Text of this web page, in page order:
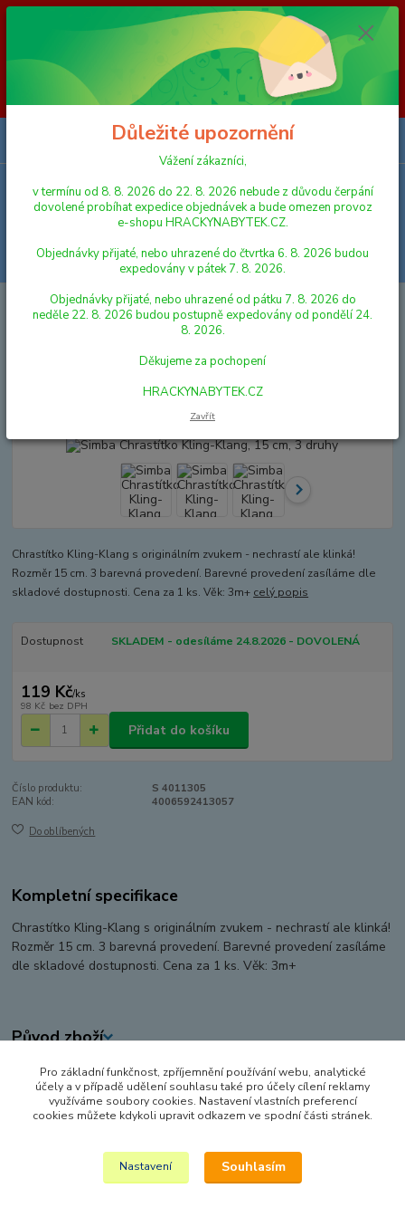
Vážení zákazníci, v termínu od 8. 8. 2026 do 23. 8. 2026 nebude z
důvodu čerpání dovolené probíhat expedice objednávek a bude omezen
provoz e-shopu HRACKYNABYTEK.CZ. Objednávky přijaté, nebo
uhrazené do čtvrtka 6. 8. 2026 budou expedovány v pátek 7. 8. 2026.
Objednávky přijaté, nebo uhrazené od pátku 7. 8. 2026 do neděle 23. 8.
2026 budou postupně expedovány od pondělí 24. 8. 2026. Děkujeme za
pochopení HRACKYNABYTEK.CZ
Menu
Hledat
PRO NEJMENŠÍ Simba Chrastítko Kling-Klang, 15 cm, 3 druhy
Simba Chrastítko Kling-Klang, 15
cm, 3 druhy
Chrastítko Kling-Klang s originálním zvukem - nechrastí ale klinká!
Rozměr 15 cm. 3 barevná provedení. Barevné provedení zasíláme dle
skladové dostupnosti. Cena za 1 ks. Věk: 3m+ celý popis
Dostupnost SKLADEM - odesíláme 24.8.2026 - DOVOLENÁ
119 Kč/ks
98 Kč bez DPH
Přidat do košíku
Číslo produktu:
S 4011305
EAN kód:
4006592413057
Do oblíbených
Kompletní specifikace
Chrastítko Kling-Klang s originálním zvukem - nechrastí ale klinká!
Rozměr 15 cm. 3 barevná provedení. Barevné provedení zasíláme
dle skladové dostupnosti. Cena za 1 ks. Věk: 3m+
Původ zboží
Zboží zařazeno v kategoriích
PRO NEJMENŠÍ
Důležité upozornění
Vážení zákazníci,
v termínu od 8. 8. 2026 do 22. 8. 2026 nebude z důvodu čerpání
dovolené probíhat expedice objednávek a bude omezen provoz
e-shopu HRACKYNABYTEK.CZ.
Objednávky přijaté, nebo uhrazené do čtvrtka 6. 8. 2026 budou
expedovány v pátek 7. 8. 2026.
Objednávky přijaté, nebo uhrazené od pátku 7. 8. 2026 do
neděle 22. 8. 2026 budou postupně expedovány od pondělí 24.
8. 2026.
Děkujeme za pochopení
HRACKYNABYTEK.CZ
Zavřít
Pro základní funkčnost, zpříjemnění používání webu, analytické
účely a v případě udělení souhlasu také pro účely cílení reklamy
využíváme soubory cookies. Nastavení vlastních preferencí
cookies můžete kdykoli upravit odkazem ve spodní části stránek.
Nastavení Souhlasím